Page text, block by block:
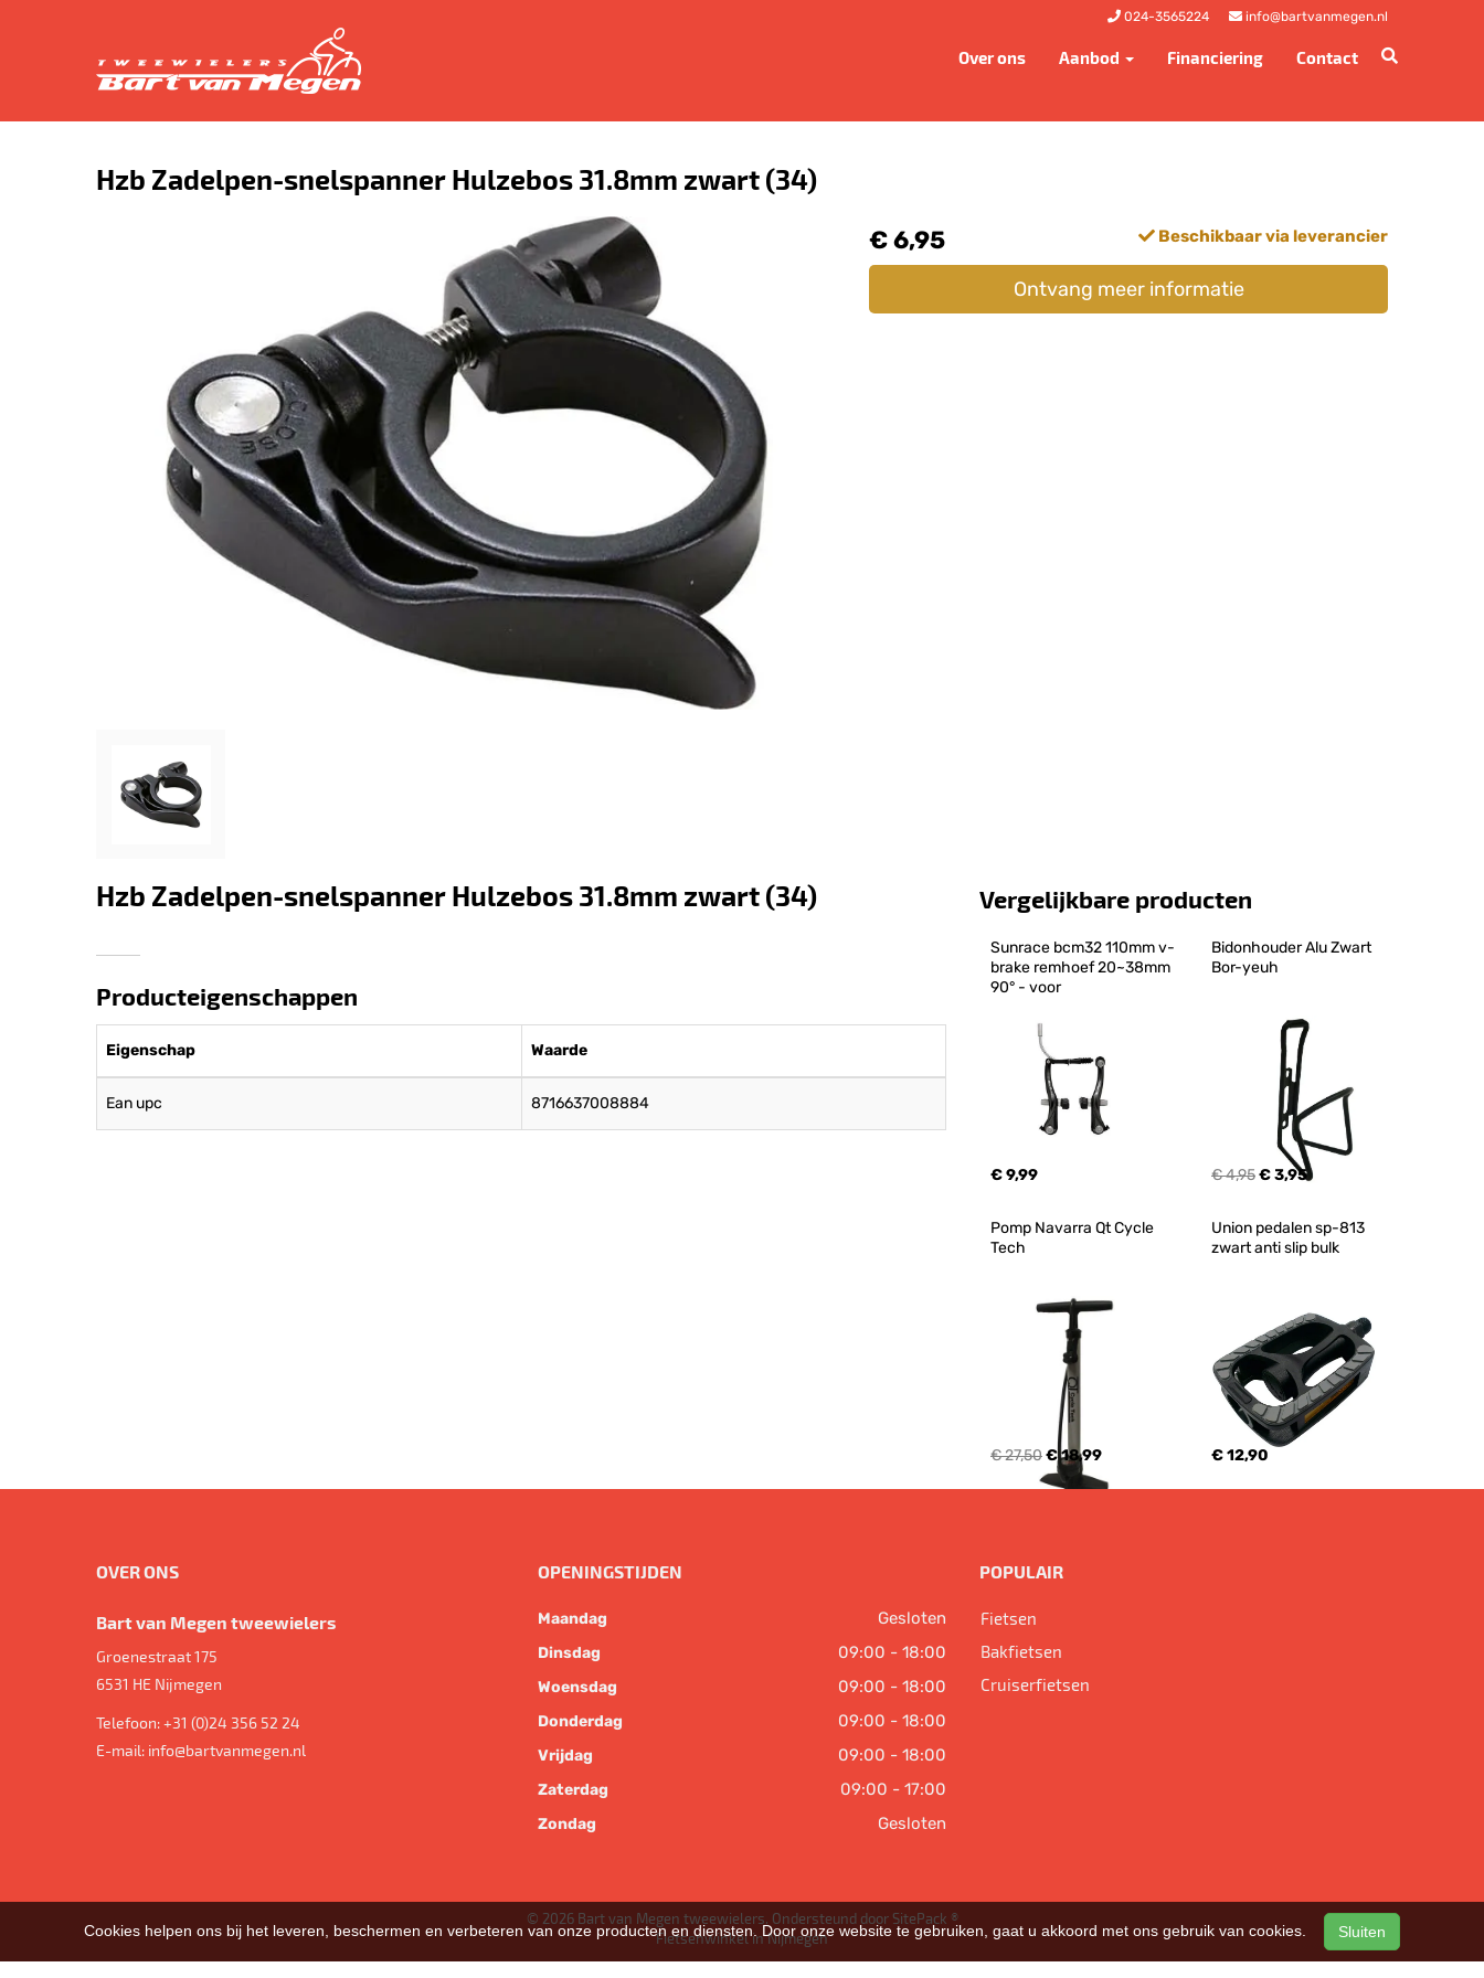
024-3565224 info@bartvanmegen.nl
Over ons Aanbod Financiering Contact
Hzb Zadelpen-snelspanner Hulzebos 31.8mm zwart (34)
€ 6,95 Beschikbaar via leverancier
Ontvang meer informatie
Hzb Zadelpen-snelspanner Hulzebos 31.8mm zwart (34)
Producteigenschappen
Eigenschap Waarde
Ean upc 8716637008884
Vergelijkbare producten
Sunrace bcm32 110mm v-
brake remhoef 20~38mm
90° - voor
€ 9,99
Bidonhouder Alu Zwart
Bor-yeuh
€ 4,95€ 3,95
Pomp Navarra Qt Cycle
Tech
€ 27,50€ 18,99
Union pedalen sp-813
zwart anti slip bulk
€ 12,90
OVER ONS
Bart van Megen tweewielers
Groenestraat 175
6531 HE Nijmegen
Telefoon:+31 (0)24 356 52 24
E-mail: info@bartvanmegen.nl
OPENINGSTIJDEN
Maandag Gesloten
Dinsdag 09:00 - 18:00
Woensdag 09:00 - 18:00
Donderdag 09:00 - 18:00
Vrijdag 09:00 - 18:00
Zaterdag 09:00 - 17:00
Zondag Gesloten
POPULAIR
Fietsen
Bakfietsen
Cruiserfietsen
© 2026 Bart van Megen tweewielers. Ondersteund door SitePack ®
Fietsenwinkel in Nijmegen
Cookies helpen ons bij het leveren, beschermen en verbeteren van onze producten en diensten. Door onze website te gebruiken, gaat u akkoord met ons gebruik van cookies. Sluiten